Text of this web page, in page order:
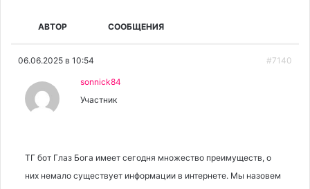
АВТОР СООБЩЕНИЯ
06.06.2025 в 10:54 #7140
sonnick84
Участник
ТГ бот Глаз Бога имеет сегодня множество преимуществ, о
них немало существует информации в интернете. Мы назовем